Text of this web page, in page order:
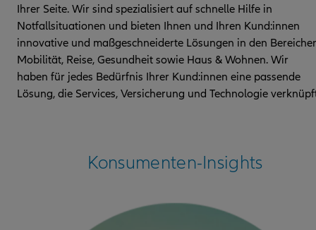
Ihrer Seite. Wir sind spezialisiert auf schnelle Hilfe in
Notfallsituationen und bieten Ihnen und Ihren Kund:innen
innovative und maßgeschneiderte Lösungen in den
Mobilität, Reise, Gesundheit sowie Haus & Wohnen. Wir
haben für jedes Bedürfnis Ihrer Kund:innen eine passende
Lösung, die Services, Versicherung und Technologie
Konsumenten-Insights